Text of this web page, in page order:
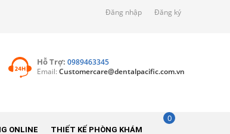
Đăng nhập Đăng ký
Hỗ Trợ: 0989463345
Email: Customercare@dentalpacific.com.vn
ONLINE THIẾT KẾ PHÒNG KHÁM
0